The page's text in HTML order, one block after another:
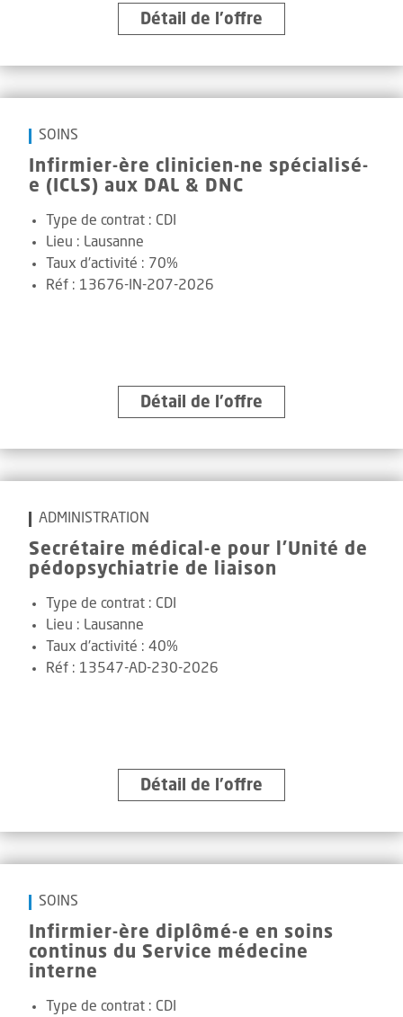
Détail de l’offre
SOINS
Infirmier-ère clinicien-ne spécialisé-
e (ICLS) aux DAL & DNC
Type de contrat : CDI
Lieu : Lausanne
Taux d'activité : 70%
Réf : 13676-IN-207-2026
Détail de l’offre
ADMINISTRATION
Secrétaire médical-e pour l'Unité de
pédopsychiatrie de liaison
Type de contrat : CDI
Lieu : Lausanne
Taux d'activité :40%
Réf : 13547-AD-230-2026
Détail de l’offre
SOINS
Infirmier-ère diplômé-e en soins
continus du Service médecine
interne
Type de contrat : CDI